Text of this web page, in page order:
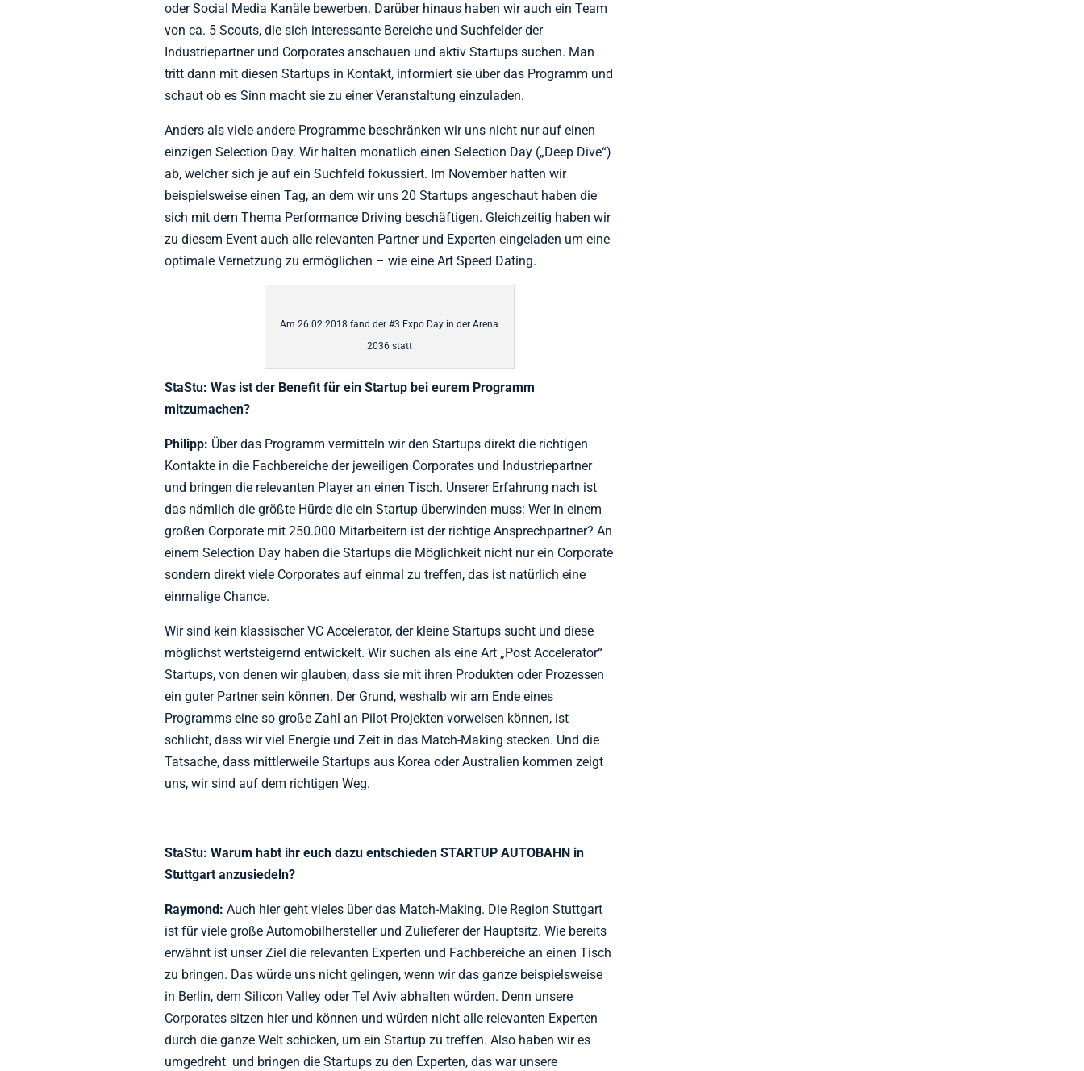
oder Social Media Kanäle bewerben. Darüber hinaus haben wir auch ein Team
von ca. 5 Scouts, die sich interessante Bereiche und Suchfelder der
Industriepartner und Corporates anschauen und aktiv Startups suchen. Man
tritt dann mit diesen Startups in Kontakt, informiert sie über das Programm und
schaut ob es Sinn macht sie zu einer Veranstaltung einzuladen.
Anders als viele andere Programme beschränken wir uns nicht nur auf einen
einzigen Selection Day. Wir halten monatlich einen Selection Day („Deep Dive“)
ab, welcher sich je auf ein Suchfeld fokussiert. Im November hatten wir
beispielsweise einen Tag, an dem wir uns 20 Startups angeschaut haben die
sich mit dem Thema Performance Driving beschäftigen. Gleichzeitig haben wir
zu diesem Event auch alle relevanten Partner und Experten eingeladen um eine
optimale Vernetzung zu ermöglichen – wie eine Art Speed Dating.
Am 26.02.2018 fand der #3 Expo Day in der Arena
2036 statt
StaStu:Was ist der Benefit für ein Startup bei eurem Programm
mitzumachen?
Philipp: Über das Programm vermitteln wir den Startups direkt die richtigen
Kontakte in die Fachbereiche der jeweiligen Corporates und Industriepartner
und bringen die relevanten Player an einen Tisch. Unserer Erfahrung nach ist
das nämlich die größte Hürde die ein Startup überwinden muss: Wer in einem
großen Corporate mit 250.000 Mitarbeitern ist der richtige Ansprechpartner? An
einem Selection Day haben die Startups die Möglichkeit nicht nur ein Corporate
sondern direkt viele Corporates auf einmal zu treffen, das ist natürlich eine
einmalige Chance.
Wir sind kein klassischer VC Accelerator, der kleine Startups sucht und diese
möglichst wertsteigernd entwickelt. Wir suchen als eine Art „Post Accelerator“
Startups, von denen wir glauben, dass sie mit ihren Produkten oder Prozessen
ein guter Partner sein können. Der Grund, weshalb wir am Ende eines
Programms eine so große Zahl an Pilot-Projekten vorweisen können, ist
schlicht, dass wir viel Energie und Zeit in das Match-Making stecken. Und die
Tatsache, dass mittlerweile Startups aus Korea oder Australien kommen zeigt
uns, wir sind auf dem richtigen Weg.
StaStu: Warum habt ihr euch dazu entschieden STARTUP AUTOBAHN in
Stuttgart anzusiedeln?
Raymond: Auch hier geht vieles über das Match-Making. Die Region Stuttgart
ist für viele große Automobilhersteller und Zulieferer der Hauptsitz. Wie bereits
erwähnt ist unser Ziel die relevanten Experten und Fachbereiche an einen Tisch
zu bringen. Das würde uns nicht gelingen, wenn wir das ganze beispielsweise
in Berlin, dem Silicon Valley oder Tel Aviv abhalten würden. Denn unsere
Corporates sitzen hier und können und würden nicht alle relevanten Experten
durch die ganze Welt schicken, um ein Startup zu treffen. Also haben wir es
umgedreht und bringen die Startups zu den Experten, das war unsere